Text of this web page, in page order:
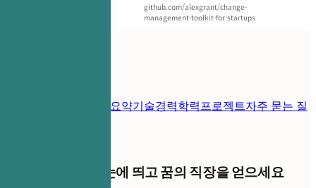
github.com/alexgrant/change-
management-toolkit-for-startups
요약기술경력학력프로젝트자주 묻는 질
채용 담당자에게 눈에 띄고 꿈의 직장을 얻으세요